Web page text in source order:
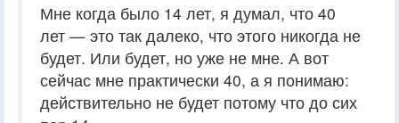
Мне когда было 14 лет, я думал, что 40
лет — это так далеко, что этого никогда не
будет. Или будет, но уже не мне. А вот
сейчас мне практически 40, а я понимаю:
действительно не будет потому что до сих